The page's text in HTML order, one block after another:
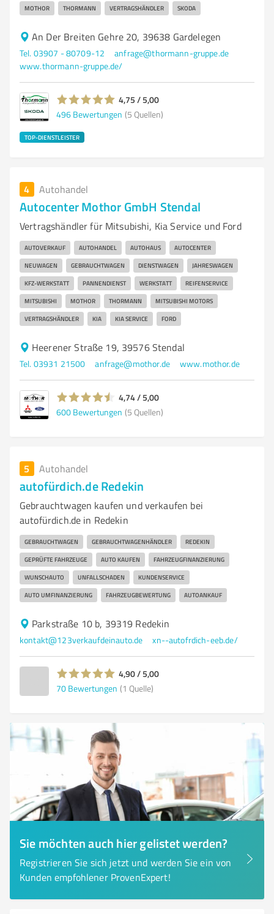
MOTHOR THORMANN VERTRAGSHÄNDLER SKODA
An Der Breiten Gehre 20, 39638 Gardelegen
Tel. 03907 - 80709-12
anfrage@thormann-gruppe.de
www.thormann-gruppe.de/
4,75 / 5,00
496 Bewertungen (5 Quellen)
TOP-DIENSTLEISTER
4 Autohandel
Autocenter Mothor GmbH Stendal
Vertragshändler für Mitsubishi, Kia Service und Ford
AUTOVERKAUF AUTOHANDEL AUTOHAUS AUTOCENTER
NEUWAGEN GEBRAUCHTWAGEN DIENSTWAGEN JAHRESWAGEN
KFZ-WERKSTATT PANNENDIENST WERKSTATT REIFENSERVICE
MITSUBISHI MOTHOR THORMANN MITSUBISHI MOTORS
VERTRAGSHÄNDLER KIA KIA SERVICE FORD
Heerener Straße 19, 39576 Stendal
Tel. 03931 21500 anfrage@mothor.de www.mothor.de
4,74 / 5,00
600 Bewertungen (5 Quellen)
5 Autohandel
autofürdich.de Redekin
Gebrauchtwagen kaufen und verkaufen bei
autofürdich.de in Redekin
GEBRAUCHTWAGEN GEBRAUCHTWAGENHÄNDLER REDEKIN
GEPRÜFTE FAHRZEUGE AUTO KAUFEN FAHRZEUGFINANZIERUNG
WUNSCHAUTO UNFALLSCHADEN KUNDENSERVICE
AUTO UMFINANZIERUNG FAHRZEUGBEWERTUNG AUTOANKAUF
Parkstraße 10 b, 39319 Redekin
kontakt@123verkaufdeinauto.de xn--autofrdich-eeb.de/
4,90 / 5,00
70 Bewertungen (1 Quelle)
Sie möchten auch hier gelistet werden?
Registrieren Sie sich jetzt und werden Sie ein von
Kunden empfohlener ProvenExpert!